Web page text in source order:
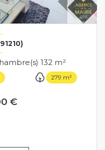
Maison 6 pièce(s) 4 chambre(s) 132 m²
279 m²
€